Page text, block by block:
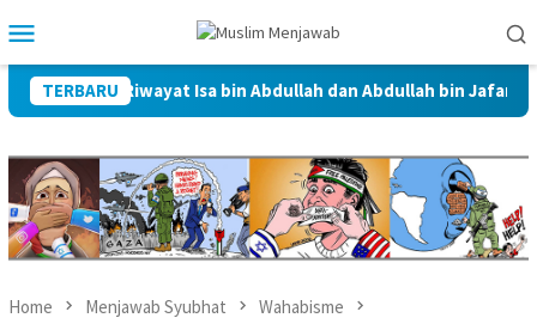
to
contentMenu
TERBARU
dalam Riwayat Isa bin Abdullah dan Abdullah bin Jafar Al-
Home Menjawab Syubhat Wahabisme